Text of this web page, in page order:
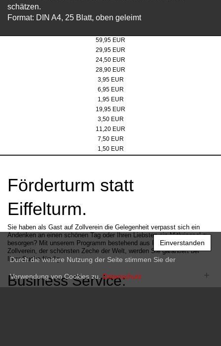
Einverstanden
Durch die weitere Nutzung der Seite stimmen Sie der
Verwendung von Cookies zu.Datenschutz
schätzen.
Format: DIN A4, 25 Blatt, oben geleimt
59,95 EUR
Bildband-Zollverein. UNESCO-Welterbe - Softcover
29,95 EUR
Metall-Drehkugelschreiber
24,50 EUR
LAMY safari Füllhalter
28,90 EUR
Postkartenset 6er
3,95 EUR
Zechenblume
6,95 EUR
Radiergummi
1,95 EUR
Skizzenheft
19,95 EUR
Millimeterpapier-Schreibblock
3,50 EUR
Zeichenset
11,20 EUR
knetbares Radiergummi
7,50 EUR
Bleistift (HB)
1,50 EUR
Förderturm statt
Eiffelturm.
Sie haben als Gast auf Zollverein die Gelegenheit verpasst sich ein
Andenken an einen schönen Tag oder Ihren Liebsten ein Mitbringsel zu
besorgen? Mit unserem Programm bestehend aus Produkten rund um
Zollverein, der schönsten Zeche der Welt, werden Sie garantiert bei
Ihrer Suche fündig.
Business Service: +